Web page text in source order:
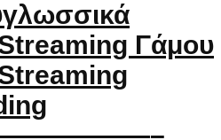
Γάμου